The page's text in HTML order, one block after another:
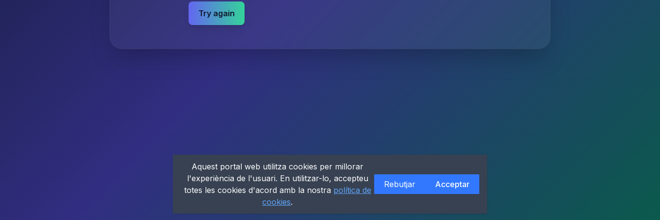
Try again
Aquest portal web utilitza cookies per millorar
l'experiència de l'usuari. En utilitzar-lo, accepteu
totes les cookies d'acord amb la nostra política de
cookies.
Rebutjar Acceptar